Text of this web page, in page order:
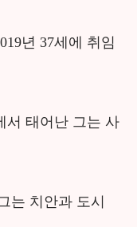
년 37세에 취임
서 태어난 그는 사
는 치안과 도시